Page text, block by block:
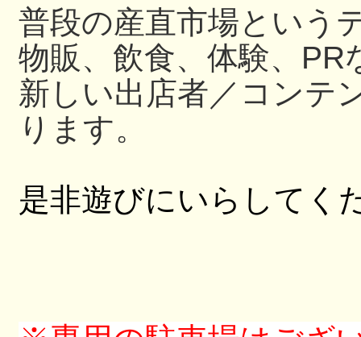
普段の産直市場という
物販、飲食、体験、PR
新しい出店者／コンテ
ります。
是非遊びにいらしてく